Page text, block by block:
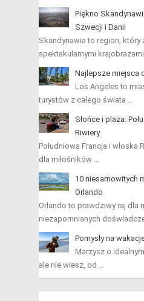
Piękno
Szwecji i Danii
Skandynawia to region, który
spektakularnymi krajobrazami,
Najlepsze miejsca
Los Angeles to
turystów z całego świata …
Słońce i plaża:
Riwiery
Południowa Francja i włoska
dla miłośników …
10 niesamowitych
Orlando
Orlando to prawdziwy raj dla
niezapomnianych
Pomysły na
Marzysz o
ale nie wiesz, od …